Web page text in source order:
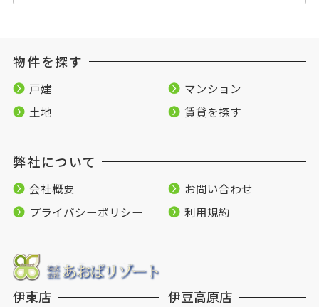
物件を探す
戸建
マンション
土地
賃貸を探す
弊社について
会社概要
お問い合わせ
プライバシーポリシー
利用規約
伊東店 伊豆高原店